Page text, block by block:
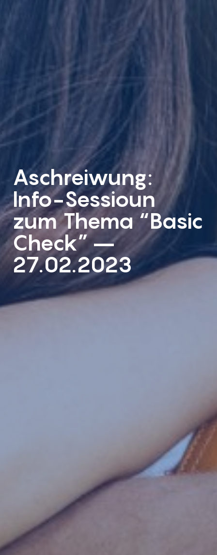
Aschreiwung:
Info-Sessioun
zum Thema “Basic
Check” –
27.02.2023